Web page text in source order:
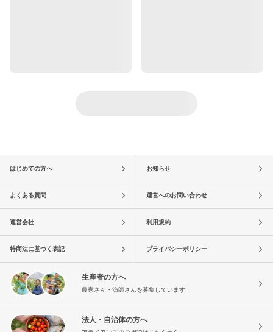
はじめての方へ お知らせ
よくある質問 運営へのお問い合わせ
運営会社 利用規約
特商法に基づく表記 プライバシーポリシー
生産者の方へ
農家さん・漁師さんを募集しています!
法人・自治体の方へ